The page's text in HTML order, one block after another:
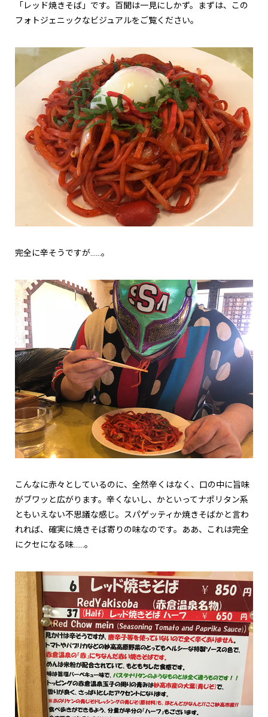
「レッド焼きそば」です。百聞は一見にしかず。まずは、この
フォトジェニックなビジュアルをご覧ください。
完全に辛そうですが……。
こんなに赤々としているのに、全然辛くはなく、口の中に旨味
がブワッと広がります。辛くないし、かといってナポリタン系
ともいえない不思議な感じ。スパゲッティか焼きそばかと言わ
れれば、確実に焼きそば寄りの味なのです。ああ、これは完全
にクセになる味……。